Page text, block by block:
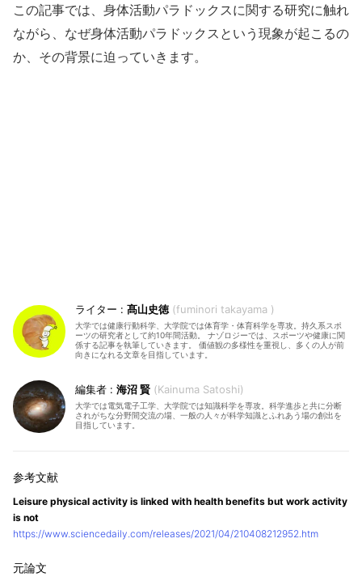
この記事では、身体活動パラドックスに関する研究に触れ
ながら、なぜ身体活動パラドックスという現象が起こるの
か、その背景に迫っていきます。
髙山史徳 fuminori takayama
大学では健康行動科学、大学院では体育学・体育科学を専攻。持久系スポ
ーツの研究者として約10年間活動。 ナゾロジーでは、スポーツや健康に関
係する記事を執筆していきます。 価値観の多様性を重視し、多くの人が前
向きになれる文章を目指しています。
海沼 賢 Kainuma Satoshi
大学では電気電子工学、大学院では知識科学を専攻。科学進歩と共に分断
されがちな分野間交流の場、一般の人々が科学知識とふれあう場の創出を
目指しています。
Leisure physical activity is linked with health benefits but work activity
is not
https://www.sciencedaily.com/releases/2021/04/210408212952.htm